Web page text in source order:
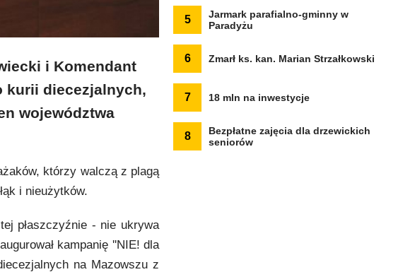
i Komendant
kurii diecezjalnych,
województwa
którzy walczą z plagą
i nieużytków.
płaszczyźnie - nie ukrywa
kampanię ''NIE! dla
na Mazowszu z
5
Jarmark parafialno-gminny w
Paradyżu
6 Zmarł ks. kan. Marian Strzałkowski
7 18 mln na inwestycje
8
Bezpłatne zajęcia dla drzewickich
seniorów